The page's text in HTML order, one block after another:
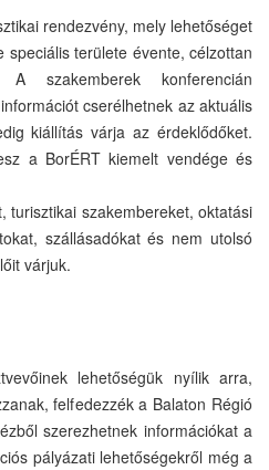
rendezvény, mely lehetőséget
területe évente, célzottan
szakemberek konferencián
cserélhetnek az aktuális
kiállítás várja az érdeklődőket.
a BorÉRT kiemelt vendége és
turisztikai szakembereket, oktatási
szállásadókat és nem utolsó
várjuk.
lehetőségük nyílik arra,
felfedezzék a Balaton Régió
szerezhetnek információkat a
pályázati lehetőségekről még a